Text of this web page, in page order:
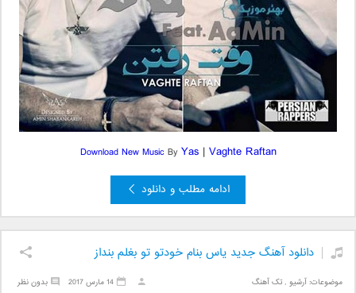
Download New MusicByYas| Vaghte Raftan
ادامه مطلب و دانلود
دانلود آهنگ جدید یاس بنام خودتو تو بغلم بنداز
موضوعات:آرشیو ,تک آهنگ بدون نظر 14 مارس 2017